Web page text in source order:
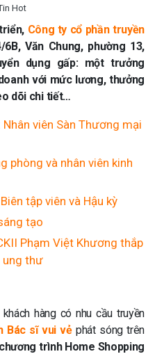
Hot
Công ty cổ phần truyền
Văn Chung, phường 13,
dụng gấp: một trưởng
với mức lương, thưởng
dõi chi tiết…
viên Sàn Thương mại
phòng và nhân viên kinh
tập viên và Hậu kỳ
tạo
Phạm Việt Khương thắp
ung thư
hàng có nhu cầu truyền
Bác sĩ vui vẻphát sóng trên
trình Home Shopping